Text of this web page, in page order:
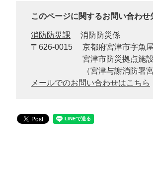
このページに関するお問い合わせ
消防防災課
消防防災係
〒626-0015
京都府宮津市字魚
宮津市防災拠点施設
（宮津与謝消防署
メールでのお問い合わせはこちら